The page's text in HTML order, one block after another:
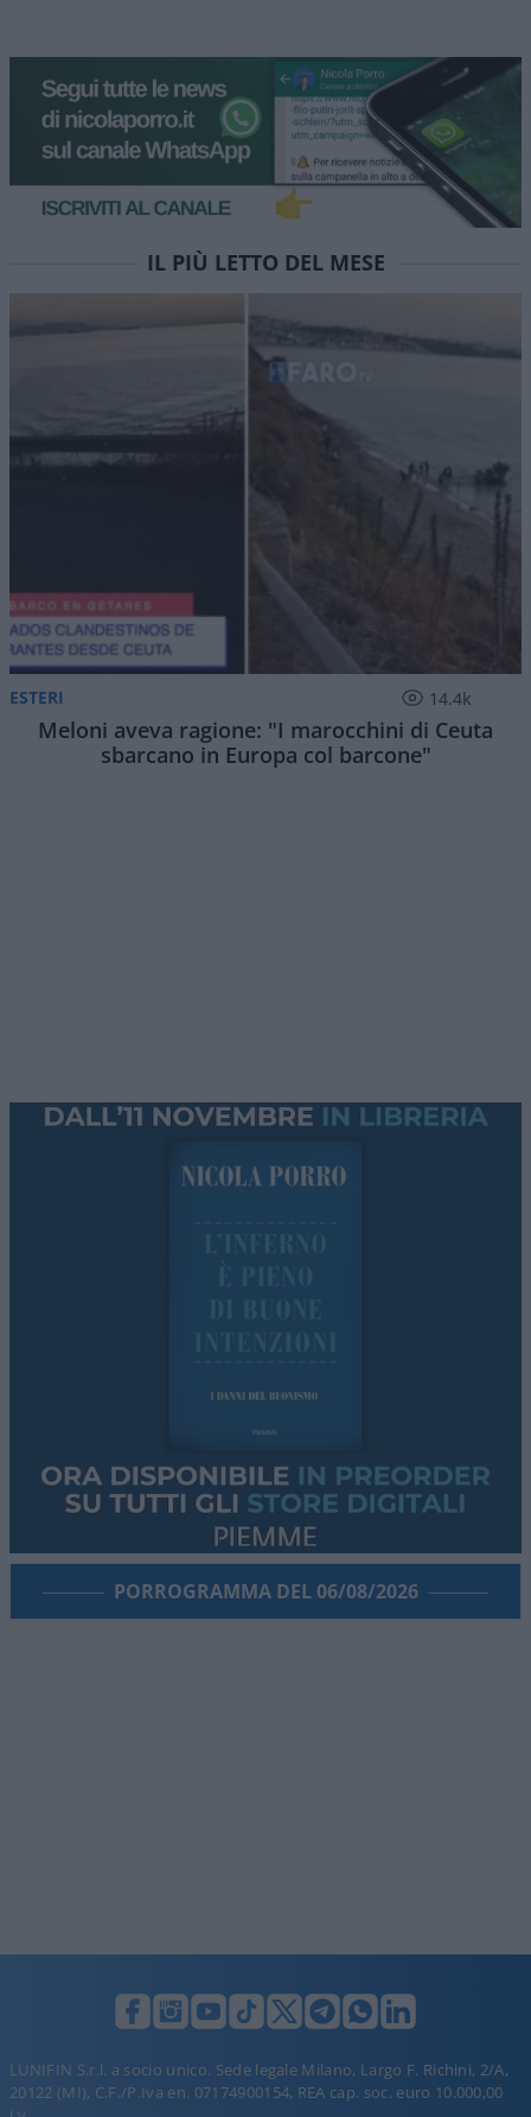
IL PIÙ LETTO DEL MESE
ESTERI 14.4k
Meloni aveva ragione: "I marocchini di Ceuta
sbarcano in Europa col barcone"
PORROGRAMMA DEL 06/08/2026
LUNIFIN S.r.l. a socio unico. Sede legale Milano, Largo F. Richini, 2/A,
20122 (MI), C.F./P.Iva en. 07174900154, REA cap. soc. euro 10.000,00